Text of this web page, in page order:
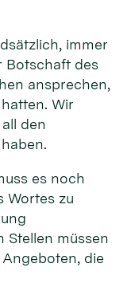
immer
Botschaft des
ansprechen,
Wir
den
es noch
Wortes zu
Stellen müssen
die